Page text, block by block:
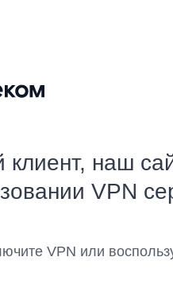
наш
VPN
VPN или